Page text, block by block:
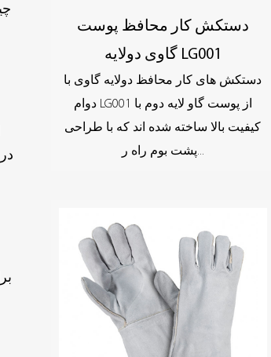
دستکش کار محافظ پوست
گاوی دولایه LG001
دستکش های کار محافظ دولایه گاوی با
دوام LG001 از پوست گاو لایه دوم با
کیفیت بالا ساخته شده اند که با طراحی
پشت بوم راه ر...